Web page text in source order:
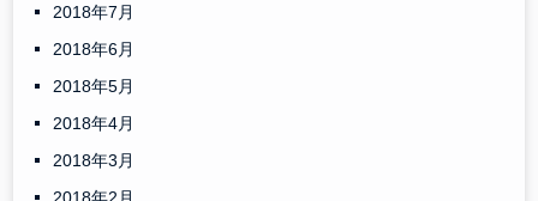
2018年7月
2018年6月
2018年5月
2018年4月
2018年3月